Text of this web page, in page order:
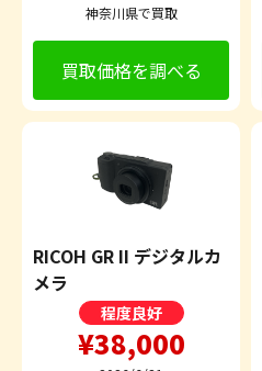
神奈川県で買取
買取価格を調べる
RICOH GR II デジタルカ
メラ
程度良好
¥38,000